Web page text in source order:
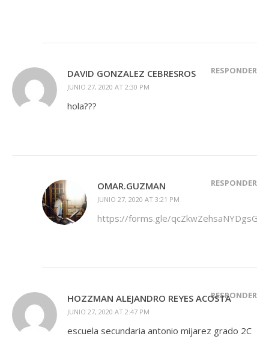
DAVID GONZALEZ CEBRESROS
JUNIO 27, 2020 AT 2:30 PM
RESPONDER
hola???
OMAR.GUZMAN
JUNIO 27, 2020 AT 3:21 PM
RESPONDER
https://forms.gle/qcZkwZehsaNYDgsGA
HOZZMAN ALEJANDRO REYES ACOSTA
JUNIO 27, 2020 AT 2:47 PM
RESPONDER
escuela secundaria antonio mijarez grado 2C